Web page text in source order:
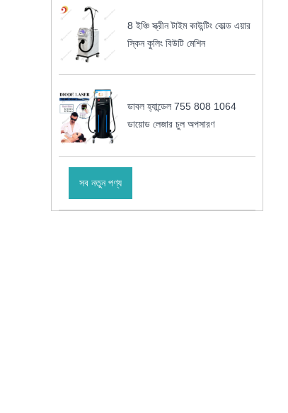
8 ইঞ্চি স্ক্রীন টাইম কাউন্টিং কোল্ড এয়ার
স্কিন কুলিং বিউটি মেশিন
ডাবল হ্যান্ডেল 755 808 1064
ডায়োড লেজার চুল অপসারণ
সব নতুন পণ্য